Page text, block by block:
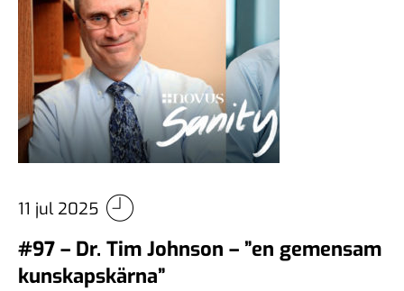
11 jul 2025
#97 – Dr. Tim Johnson – ”en gemensam
kunskapskärna”